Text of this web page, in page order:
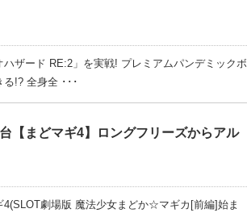
ハザード RE:2」を実戦! プレミアムパンデミックボ
る!? 全身全 ･･･
【まどマギ4】ロングフリーズからアル
4(SLOT劇場版 魔法少女まどか☆マギカ[前編]始ま